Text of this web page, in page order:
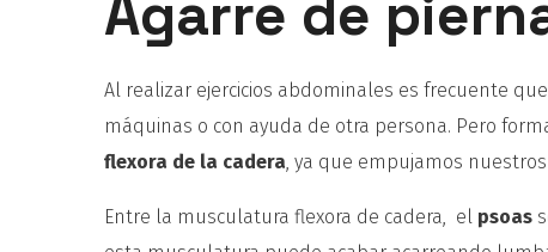
Agarre de
Al realizar ejercicios abdominales es frecuente
máquinas o con ayuda de otra persona. Pero
flexora de la cadera, ya que empujamos
Entre la musculatura flexora de cadera, el psoas